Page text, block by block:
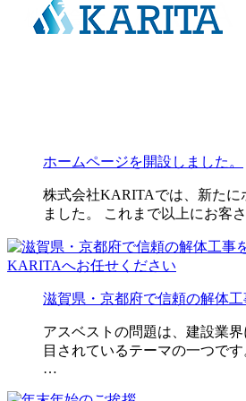
ホームページを開設しました。
株式会社KARITAでは、新たに
ました。 これまで以上にお客
滋賀県・京都府で信頼の解体
アスベストの問題は、建設業
目されているテーマの一つで
…